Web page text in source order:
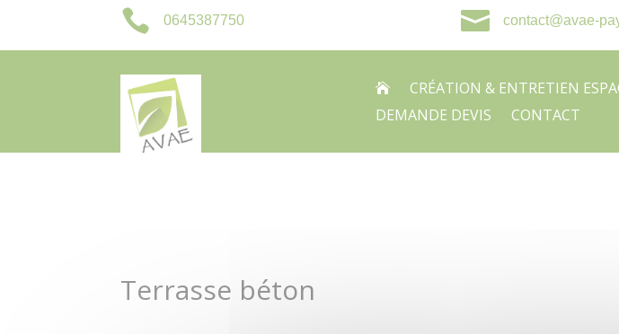
 0645387750  contact@avae-
 CRÉATION & ENTRETIEN
DEMANDE DEVIS
CONTACT
Terrasse béton